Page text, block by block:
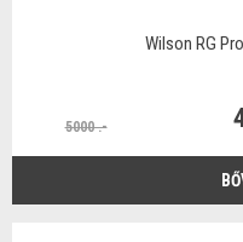
Wilson RG
5000 .-